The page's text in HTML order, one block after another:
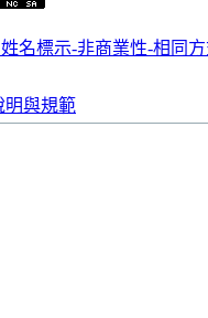
名標示-非商業性-相同
明與規範